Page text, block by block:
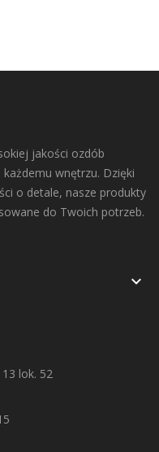
jakości ozdób
wnętrzu. Dzięki
o detale, nasze produkty
do Twoich potrzeb.

lok. 52